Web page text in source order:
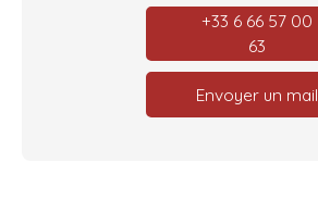
+33 6 66 57 00
63
Envoyer un mail